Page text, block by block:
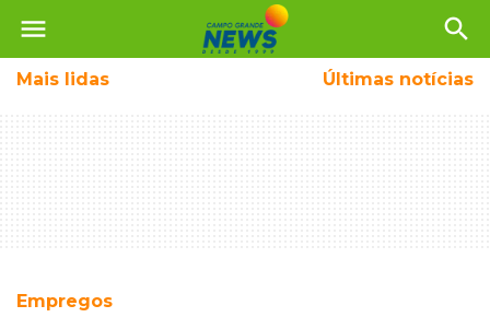
menu search
Mais lidas Últimas notícias
Empregos